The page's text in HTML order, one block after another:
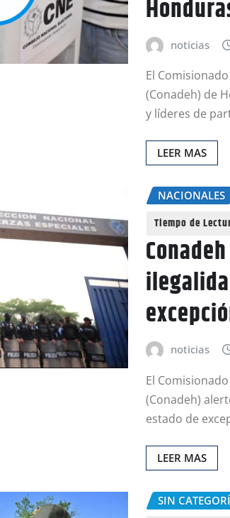
noticias
El
(Conadeh) de
y líderes de
LEER MAS
NACIONALES
noticias
El
(Conadeh)
estado de
LEER MAS
SIN